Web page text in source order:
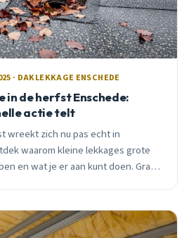
· DAKLEKKAGE ENSCHEDE
in de herfst Enschede:
actie telt
wreekt zich nu pas echt in
waarom kleine lekkages grote
en wat je er aan kunt doen. Gratis